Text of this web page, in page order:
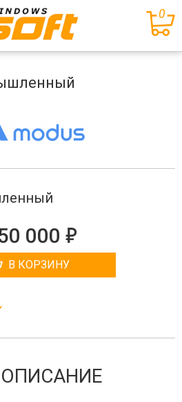
0
000 е
В КОРЗИНУ